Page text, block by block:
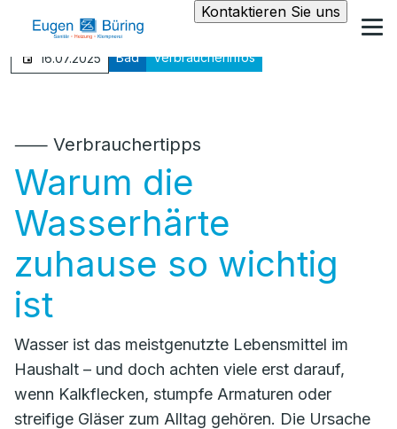
Kontaktieren Sie uns
16.07.2025 Bad Verbraucherinfos
⸺ Verbrauchertipps
Warum die
Wasserhärte
zuhause so wichtig
ist
Wasser ist das meistgenutzte Lebensmittel im
Haushalt – und doch achten viele erst darauf,
wenn Kalkflecken, stumpfe Armaturen oder
streifige Gläser zum Alltag gehören. Die Ursache